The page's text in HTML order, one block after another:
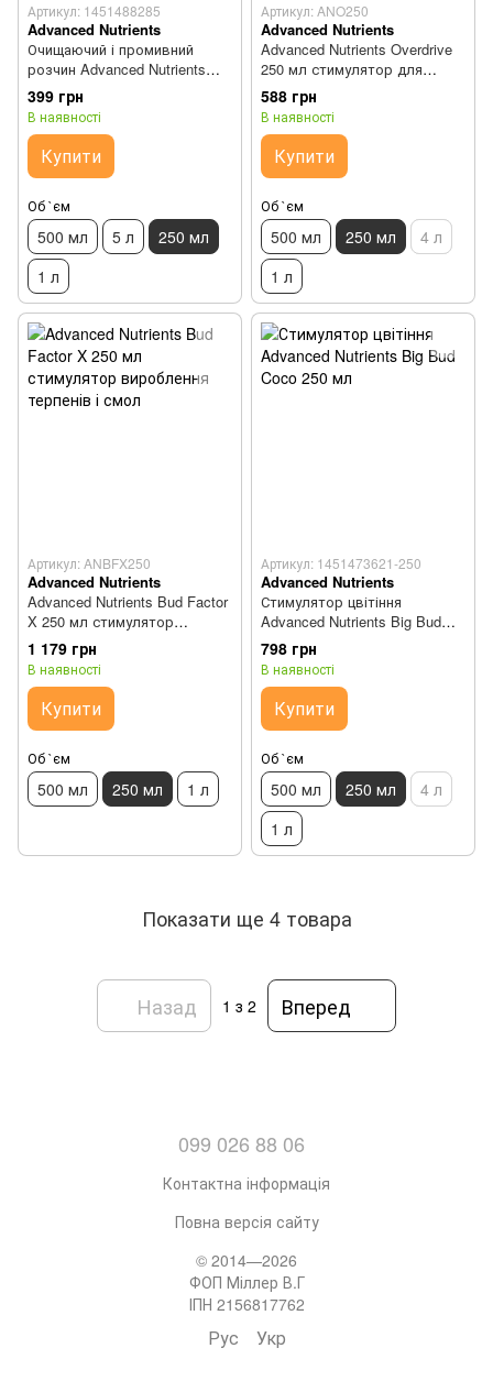
Артикул: 1451488285
Advanced Nutrients
Очищаючий і промивний
розчин Advanced Nutrients
Flawless Finish 250 мл
399 грн
В наявності
Купити
Об `єм
500 мл 5 л
250 мл
1 л
Артикул: ANO250
Advanced Nutrients
Advanced Nutrients Overdrive
250 мл стимулятор для
фінальної стадії цвітіння
588 грн
В наявності
Купити
Об `єм
500 мл 250 мл
4 л
1 л
Артикул: ANBFX250
Advanced Nutrients
Advanced Nutrients Bud Factor
X 250 мл стимулятор
вироблення терпенів і смол
1 179 грн
В наявності
Купити
Об `єм
500 мл 250 мл 1 л
Артикул: 1451473621-250
Advanced Nutrients
Стимулятор цвітіння
Advanced Nutrients Big Bud
Coco 250 мл
798 грн
В наявності
Купити
Об `єм
500 мл 250 мл
4 л
1 л
Показати ще 4 товара
Назад 1 з 2 Вперед
099 026 88 06
Контактна інформація
Повна версія сайту
© 2014—2026
ФОП Міллер В.Г
ІПН 2156817762
Рус Укр